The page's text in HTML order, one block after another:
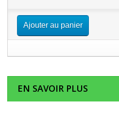
Ajouter au panier
EN SAVOIR PLUS